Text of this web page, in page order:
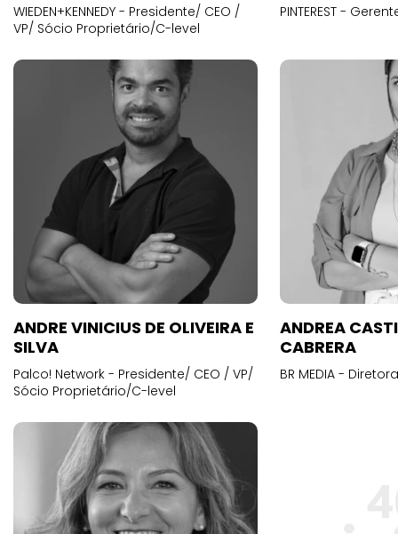
WIEDEN+KENNEDY - Presidente/ CEO /
VP/ Sócio Proprietário/C-level
PINTEREST -
ANDRE VINICIUS DE OLIVEIRA E
SILVA
Palco! Network - Presidente/ CEO / VP/
Sócio Proprietário/C-level
ANDREA
CABRERA
BR MEDIA -